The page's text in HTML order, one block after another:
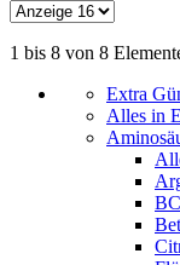
1 bis 8 von 8
Extra
Alles in